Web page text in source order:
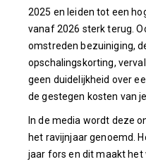
2025 en leiden tot een
vanaf 2026 sterk terug.
omstreden bezuiniging,
opschalingskorting,
geen duidelijkheid over
de gestegen kosten van
In de media wordt deze
het ravijnjaar genoemd.
jaar fors en dit maakt het